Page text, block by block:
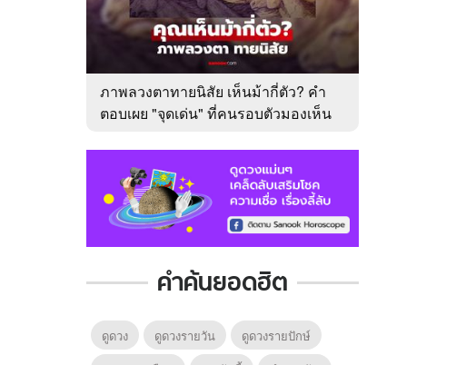
ภาพลวงตาทายนิสัย เห็นม้ากี่ตัว? คำ
ตอบเผย "จุดเด่น" ที่คนรอบตัวมองเห็น
คำค้นยอดฮิต
ดูดวง ดูดวงรายวัน
ดูดวงรายปักษ์